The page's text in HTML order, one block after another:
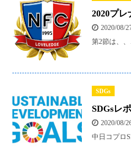
2020プ
2020/08/
第2節は、、
SDGs
SDGsレ
2020/08/
中日コプロ